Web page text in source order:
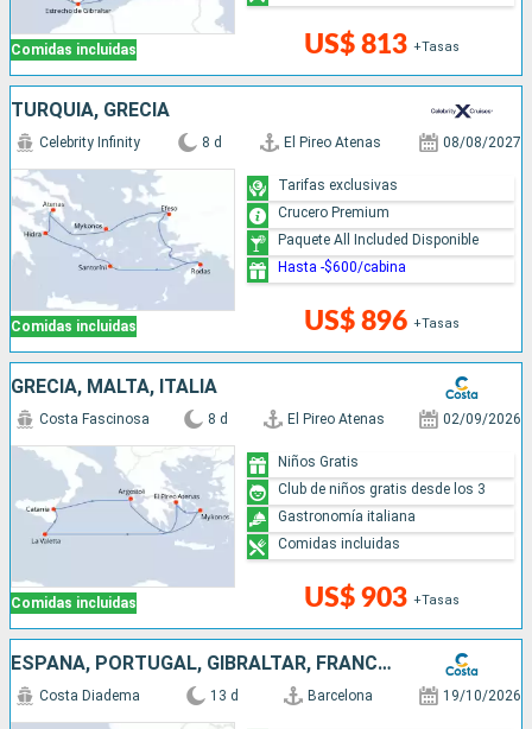
Comidas incluidas US$ 813 +Tasas
TURQUÍA, GRECIA
Comidas incluidas
Celebrity Infinity 8 d El Pireo Atenas 08/08/2027
US$ 896 +Tasas
Tarifas exclusivas
Crucero Premium
Paquete All Included Disponible
Hasta -$600/cabina
GRECIA, MALTA, ITALIA
Comidas incluidas
Costa Fascinosa 8 d El Pireo Atenas 02/09/2026
US$ 903 +Tasas
Niños Gratis
Club de niños gratis desde los 3
Gastronomía italiana
Comidas incluidas
ESPAÑA, PORTUGAL, GIBRALTAR, FRANCIA, ITALIA
Costa Diadema 13 d Barcelona 19/10/2026